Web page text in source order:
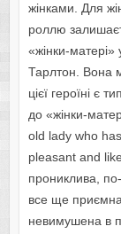
жінками. Для
роллю
«жінки-
Тарлтон. Вона
цієї героїні є
до «жінки-
old lady who
pleasant and
прониклива,
все ще
невимушена в